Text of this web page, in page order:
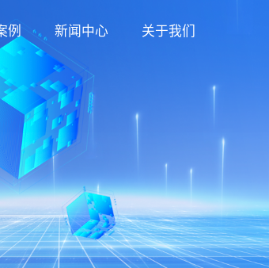
例 新闻中心 关于我们